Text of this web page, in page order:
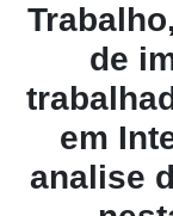
de
em
analise